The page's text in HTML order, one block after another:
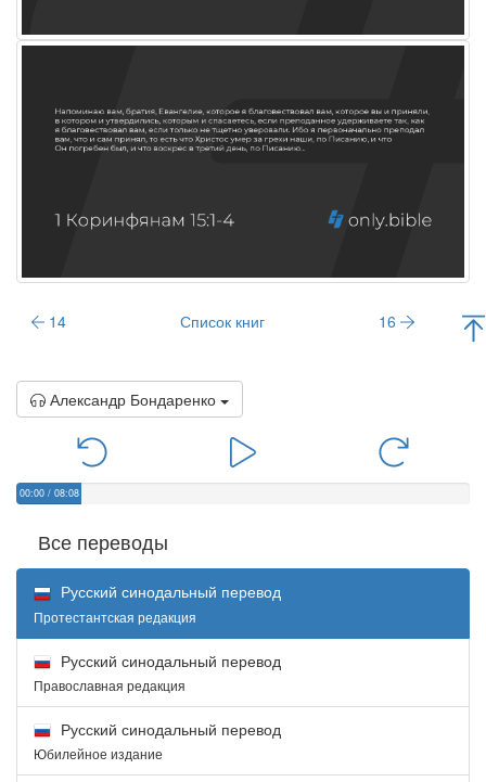
14 Список книг 16
Александр Бондаренко
00:00 / 08:08
Все переводы
Русский синодальный перевод
Протестантская редакция
Русский синодальный перевод
Православная редакция
Русский синодальный перевод
Юбилейное издание